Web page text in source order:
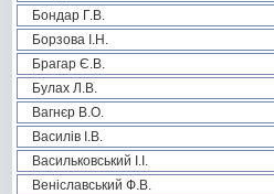
Бондар Г.В.
Борзова І.Н.
Брагар Є.В.
Булах Л.В.
Вагнєр В.О.
Василів І.В.
Васильковський І.І.
Веніславський Ф.В.